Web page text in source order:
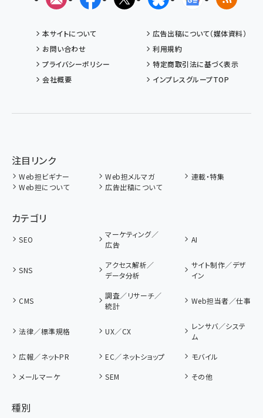
本サイトについて
広告出稿について（媒体資料）
お問い合わせ
利用規約
プライバシーポリシー
特定商取引法に基づく表示
会社概要
インプレスグループTOP
注目リンク
Web担ビギナー Web担メルマガ
連載・特集
Web担について
広告出稿について
カテゴリ
SEO
マーケティング／
広告
AI
SNS
アクセス解析／
データ分析
サイト制作／デザ
イン
CMS
調査／リサーチ／
統計
Web担当者／仕事
法律／標準規格 UX／CX
レンサバ／システ
ム
広報／ネットPR
EC／ネットショップ
モバイル
メールマーケ
SEM その他
種別